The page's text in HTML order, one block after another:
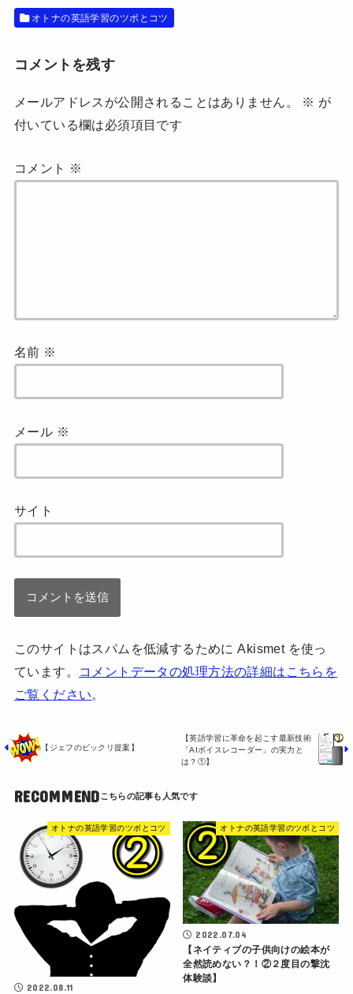
) ィ
ン
ド
開
き
オトナの英語学習のツボとコツ
コメントを残す
メールアドレスが公開されることはありません。 ※ が
付いている欄は必須項目です
コメント ※
名前 ※
メール ※
サイト
このサイトはスパムを低減するために Akismet を使っ
ています。
コメントデータの処理方法の詳細はこちらを
ご覧ください。
【ジェフのビックリ提案】
【英語学習に革命を起こす最新技術
「AIボイスレコーダー」の実力と
は？①】
RECOMMEND
オトナの英語学習のツボとコツ
2022.08.11
オトナの英語学習のツボとコツ
2022.07.04
【ネイティブの子供向けの絵本が
全然読めない？！②２度目の撃沈
体験談】